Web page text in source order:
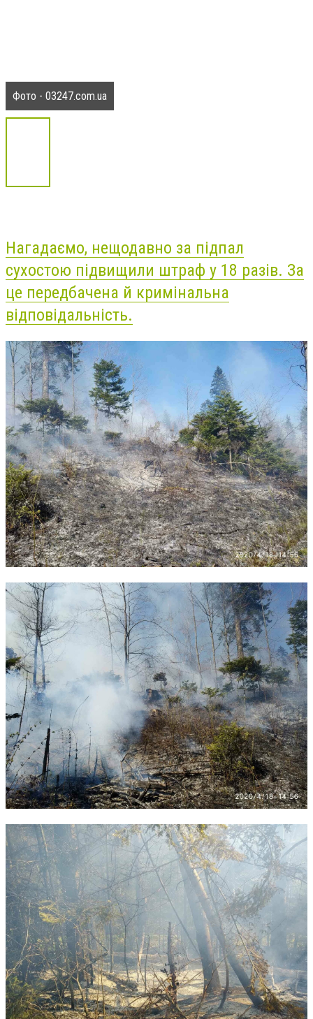
Фото - 03247.com.ua
Нагадаємо, нещодавно за підпал
сухостою підвищили штраф у 18 разів. За
це передбачена й кримінальна
відповідальність.